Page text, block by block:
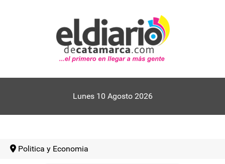
Lunes 10 Agosto 2026
Politica y Economia